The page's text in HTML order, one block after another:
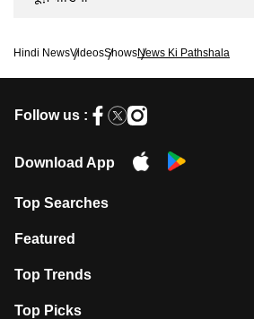
Hindi NewsVideosShowsNews Ki Pathshala
Follow us :
Download App
Top Searches
मुंबई में लगे 'जेन जी' के पोस्टर, लिखा- 'मैं
Featured
10 अगस्त को विधानसभा का घेराव करेंगे
Top Trends
RBI का नया नियम: अब बैंकों को अपनी सभी
Top Picks